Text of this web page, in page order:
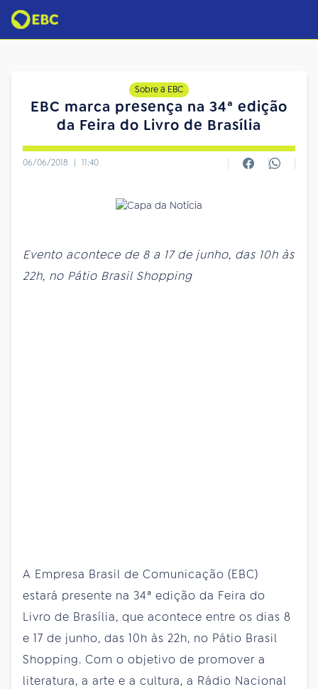
Sobre a EBC
EBC marca presença na 34ª edição
da Feira do Livro de Brasília
06/06/2018 | 11:40
Evento acontece de 8 a 17 de junho, das 10h às
22h, no Pátio Brasil Shopping
A Empresa Brasil de Comunicação (EBC)
estará presente na 34ª edição da Feira do
Livro de Brasília, que acontece entre os dias 8
e 17 de junho, das 10h às 22h, no Pátio Brasil
Shopping. Com o objetivo de promover a
literatura, a arte e a cultura, a Rádio Nacional